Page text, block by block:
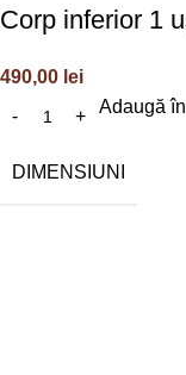
Corp inferior 1
490,00 lei
Adaugă
DIMENSIUNI